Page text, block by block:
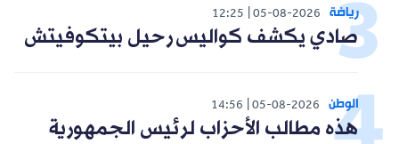
رياضة 05-08-2026
12:25
صادي يكشف كواليس رحيل بيتكوفيتش
الوطن 05-08-2026
14:56
هذه مطالب الأحزاب لرئيس الجمهورية